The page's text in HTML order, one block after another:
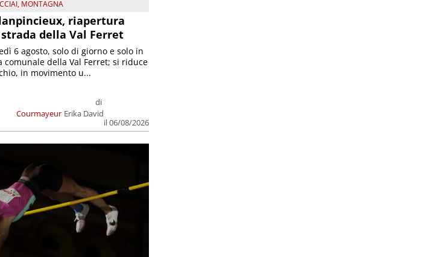
, MONTAGNA
riapertura
della Val Ferret
Courmayeur
di
Erika David
il 06/08/2026
6 agosto, solo di giorno e solo in
comunale della Val Ferret; si riduce
in movimento u...